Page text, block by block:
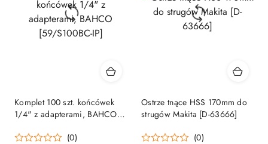
Komplet 100 szt. końcówek
1/4" z adapterami, BAHCO
(0)
Ostrze tnące HSS 170mm do
strugów Makita [D-63666]
(0)